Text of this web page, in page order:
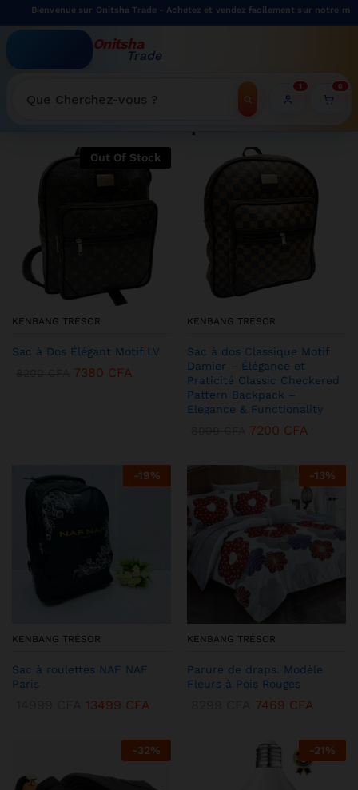
sur Onitsha Trade - Achetez et vendez facilement sur notre marketplace.
Onitsha
Trade
Recherche
1 0
WELCOME TO ONITSHATRADE ONLINE SHOP
Out Of Stock
KENBANG TRÉSOR
Sac à Dos Élégant Motif LV
7380 CFA
KENBANG TRÉSOR
Sac à dos Classique Motif
Damier – Élégance et
Praticité Classic Checkered
Pattern Backpack –
Elegance & Functionality
7200 CFA
-19%
KENBANG TRÉSOR
Sac à roulettes NAF NAF
Paris
13499 CFA
-13%
KENBANG TRÉSOR
Parure de draps. Modèle
Fleurs à Pois Rouges
7469 CFA
-32% -21%